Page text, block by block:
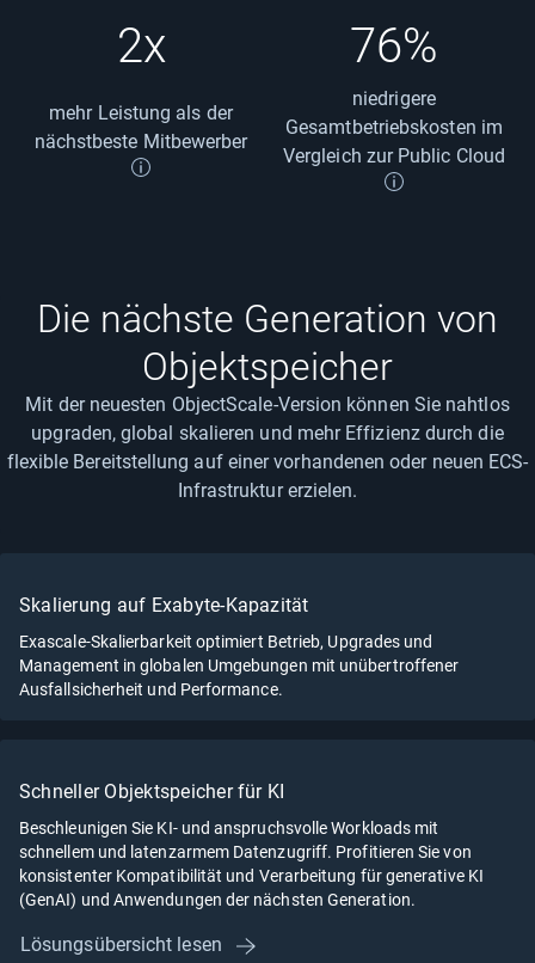
2x
mehr Leistung als der
nächstbeste Mitbewerber
76%
niedrigere
Gesamtbetriebskosten im
Vergleich zur Public Cloud
Die nächste Generation von
Objektspeicher
Mit der neuesten ObjectScale-Version können Sie nahtlos
upgraden, global skalieren und mehr Effizienz durch die
flexible Bereitstellung auf einer vorhandenen oder neuen ECS-
Infrastruktur erzielen.
Skalierung auf Exabyte-Kapazität
Exascale-Skalierbarkeit optimiert Betrieb, Upgrades und
Management in globalen Umgebungen mit unübertroffener
Ausfallsicherheit und Performance.
Schneller Objektspeicher für KI
Beschleunigen Sie KI- und anspruchsvolle Workloads mit
schnellem und latenzarmem Datenzugriff. Profitieren Sie von
konsistenter Kompatibilität und Verarbeitung für generative KI
(GenAI) und Anwendungen der nächsten Generation.
Lösungsübersicht lesen